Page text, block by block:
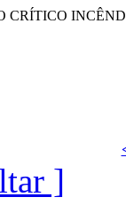
CRÍTICO
]